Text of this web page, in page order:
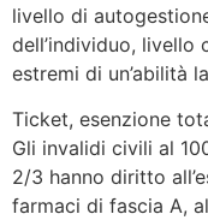
livello di
dell’individuo, livello
estremi di un’abilità
Ticket, esenzione
Gli invalidi civili al
2/3 hanno diritto
farmaci di fascia A,